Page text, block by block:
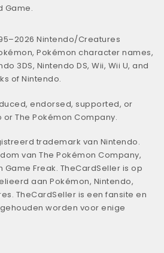
Game.
Nintendo/Creatures
Pokémon character names,
3DS, Nintendo DS, Wii, Wii U, and
of Nintendo.
endorsed, supported, or
The Pokémon Company.
trademark van Nintendo.
van The Pokémon Company,
Freak. TheCardSeller is op
aan Pokémon, Nintendo,
TheCardSeller is een fansite en
worden voor enige